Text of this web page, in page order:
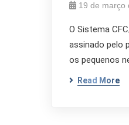
19 de março
O Sistema
assinado pelo
os pequenos
Read More